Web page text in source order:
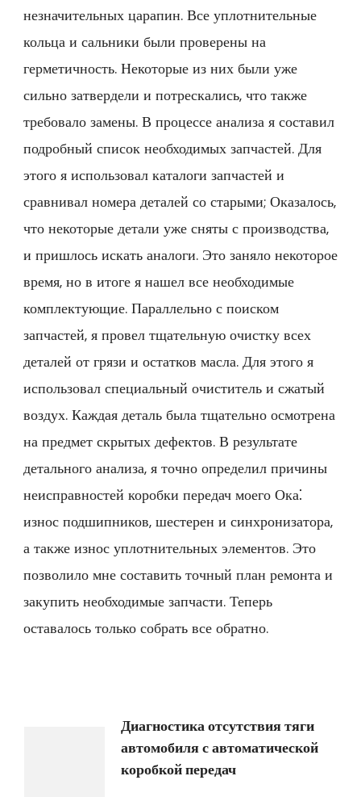
незначительных царапин. Все уплотнительные
кольца и сальники были проверены на
герметичность. Некоторые из них были уже
сильно затвердели и потрескались, что также
требовало замены. В процессе анализа я составил
подробный список необходимых запчастей. Для
этого я использовал каталоги запчастей и
сравнивал номера деталей со старыми; Оказалось,
что некоторые детали уже сняты с производства,
и пришлось искать аналоги. Это заняло некоторое
время, но в итоге я нашел все необходимые
комплектующие. Параллельно с поиском
запчастей, я провел тщательную очистку всех
деталей от грязи и остатков масла. Для этого я
использовал специальный очиститель и сжатый
воздух. Каждая деталь была тщательно осмотрена
на предмет скрытых дефектов. В результате
детального анализа, я точно определил причины
неисправностей коробки передач моего Ока⁚
износ подшипников, шестерен и синхронизатора,
а также износ уплотнительных элементов. Это
позволило мне составить точный план ремонта и
закупить необходимые запчасти. Теперь
оставалось только собрать все обратно.
НавигацияДиагностика отсутствия тяги
автомобиля с автоматической
коробкой передач